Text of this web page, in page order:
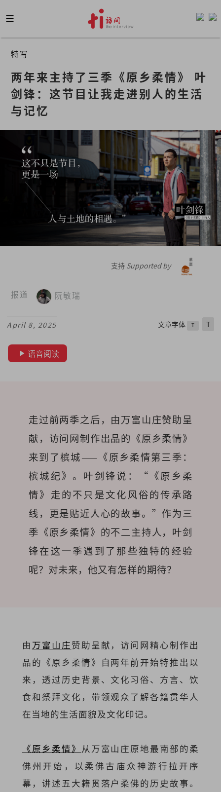
to
content
特写
两年来主持了三季《原乡柔情》 叶
剑锋：这节目让我走进别人的生活
与记忆
支持 Supported by
报道 阮敏瑞
April 8, 2025 文章字体 T T
语音阅读
走过前两季之后， 由万富山庄赞助呈
献，访问网制作出品的《原乡柔情》
来到了槟城——《原乡柔情第三季：
槟城纪》。叶剑锋说：“《原乡柔
情》走的不只是文化风俗的传承路
线，更是贴近人心的故事。” 作为三
季《原乡柔情》的不二主持人，叶剑
锋在这一季遇到了那些独特的经验
呢？对未来，他又有怎样的期待？
由 万富山庄赞助呈献，访问网精心制作出
品的《原乡柔情》自两年前开始特推出以
来，透过历史背景、文化习俗、方言、饮
食和祭拜文化，带领观众了解各籍贯华人
在当地的生活面貌及文化印记。
《原乡柔情》 从万富山庄原地最南部的柔
佛州开始，以柔佛古庙众神游行拉开序
幕，讲述五大籍贯落户柔佛的历史故事。